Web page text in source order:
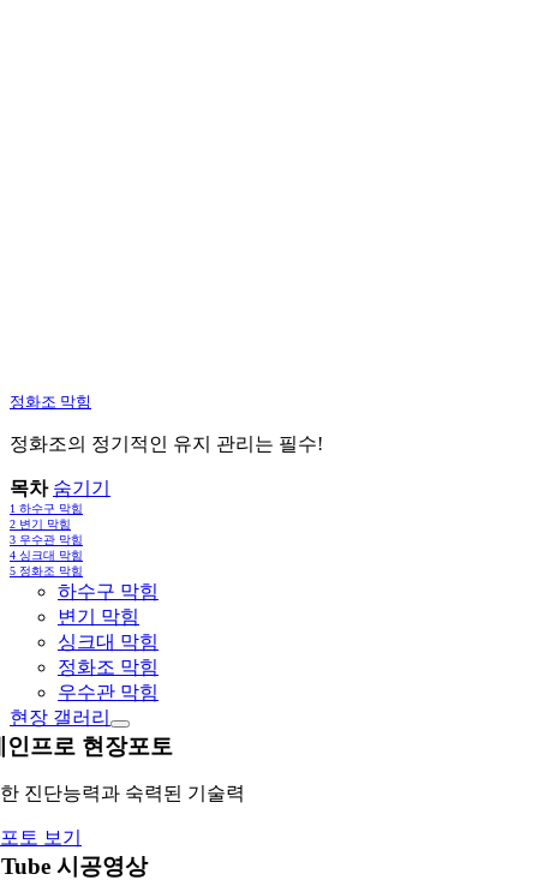
정화조 막힘
정화조의 정기적인 유지 관리는 필수!
목차 숨기기
1 하수구 막힘
2 변기 막힘
3 우수관 막힘
4 싱크대 막힘
5 정화조 막힘
하수구 막힘
변기 막힘
싱크대 막힘
정화조 막힘
우수관 막힘
현장 갤러리
인프로 현장포토
진단능력과 숙력된 기술력
토 보기
시공영상